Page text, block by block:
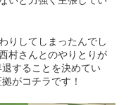
りしてしまったんでし
村さんとのやりとりが
することを決めてい
がコチラです！